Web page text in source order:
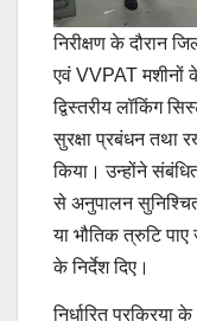
निरीक्षण के दौरान
एवं VVPAT मशीनों
द्विस्तरीय लॉकिंग
सुरक्षा प्रबंधन तथा
किया। उन्होंने
से अनुपालन
या भौतिक त्रुटि
के निर्देश दिए।
निर्धारित